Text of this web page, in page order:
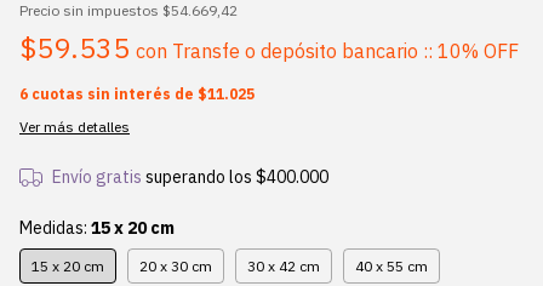
Precio sin impuestos $54.669,42
$59.535 con Transfe o depósito bancario :: 10% OFF
6 cuotas sin interés de $11.025
Ver más detalles
Envío gratis superando los $400.000
Medidas: 15 x 20 cm
15 x 20 cm 20 x 30 cm 30 x 42 cm 40 x 55 cm